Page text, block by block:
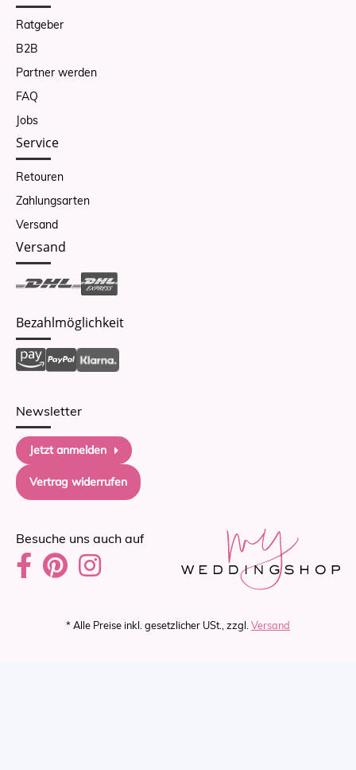
Ratgeber
B2B
Partner werden
FAQ
Jobs
Service
Retouren
Zahlungsarten
Versand
Versand
Bezahlmöglichkeit
Newsletter
Jetzt anmelden
Vertrag widerrufen
Besuche uns auch auf
* Alle Preise inkl. gesetzlicher USt., zzgl. Versand